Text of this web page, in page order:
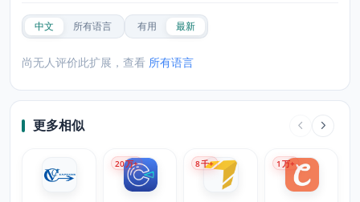
中文 所有语言 有用 最新
尚无人评价此扩展，查看 所有语言
更多相似
20万+ 8千+ 1 万+